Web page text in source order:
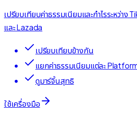
เปรียบเทียบค่าธรรมเนียมและกำไรระหว่าง
และ Lazada
เปรียบเทียบข้างกัน
แยกค่าธรรมเนียมแต่ละ
ดูมาร์จิ้นสุทธิ
ใช้เครื่องมือ